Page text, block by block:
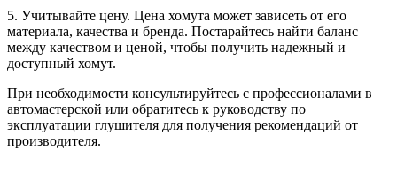
5. Учитывайте цену. Цена хомута может зависеть от его
материала, качества и бренда. Постарайтесь найти баланс
между качеством и ценой, чтобы получить надежный и
доступный хомут.
При необходимости консультируйтесь с профессионалами в
автомастерской или обратитесь к руководству по
эксплуатации глушителя для получения рекомендаций от
производителя.